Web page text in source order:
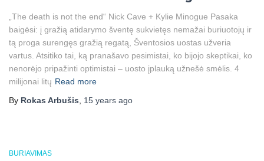
„The death is not the end“ Nick Cave + Kylie Minogue Pasaka
baigėsi: į gražią atidarymo šventę sukvietęs nemažai buriuotojų ir
tą proga surengęs gražią regatą, Šventosios uostas užveria
vartus. Atsitiko tai, ką pranašavo pesimistai, ko bijojo skeptikai, ko
nenorėjo pripažinti optimistai – uosto įplauką užnešė smėlis. 4
milijonai litų Read more
By Rokas Arbušis 15 years ago
BURIAVIMAS